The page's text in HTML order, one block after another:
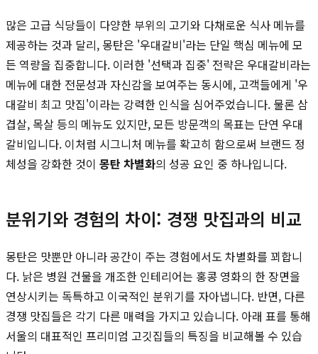
많은 고급 식당들이 다양한 부위의 고기와 다채로운 식사 메뉴를
제공하는 것과 달리, 몽탄은 '우대갈비'라는 단일 핵심 메뉴에 모
든 역량을 집중합니다. 이러한 '선택과 집중' 전략은 우대갈비라는
메뉴에 대한 전문성과 자신감을 보여주는 동시에, 고객들에게 '우
대갈비 최고 맛집'이라는 강력한 인식을 심어주었습니다. 물론 삼
겹살, 목살 등의 메뉴도 있지만, 모든 방문객의 목표는 단연 우대
갈비입니다. 이처럼 시그니처 메뉴를 확고히 함으로써 브랜드 정
체성을 강화한 것이 몽탄 차별화의 성공 요인 중 하나입니다.
분위기와 경험의 차이: 경쟁 맛집과의 비교
몽탄은 맛뿐만 아니라 공간이 주는 경험에서도 차별화를 꾀합니
다. 낡은 병원 건물을 개조한 인테리어는 홍콩 영화의 한 장면을
연상시키는 독특하고 이국적인 분위기를 자아냅니다. 반면, 다른
경쟁 맛집들은 각기 다른 매력을 가지고 있습니다. 아래 표를 통해
서울의 대표적인 프리미엄 고깃집들의 특징을 비교해볼 수 있습